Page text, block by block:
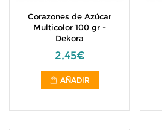
Corazones de Azúcar
Multicolor 100 gr -
Dekora
2,45€
AÑADIR